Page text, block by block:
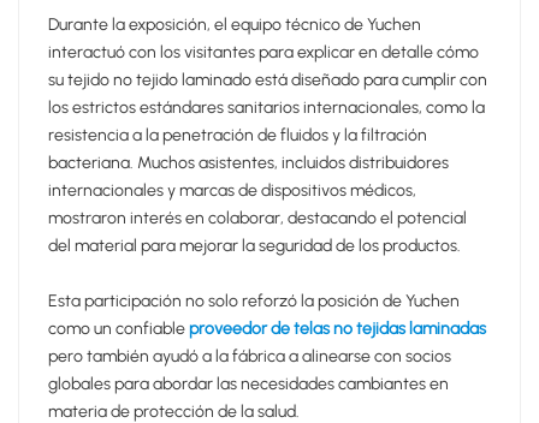
Durante la exposición, el equipo técnico de Yuchen
interactuó con los visitantes para explicar en detalle cómo
su tejido no tejido laminado está diseñado para cumplir con
los estrictos estándares sanitarios internacionales, como la
resistencia a la penetración de fluidos y la filtración
bacteriana. Muchos asistentes, incluidos distribuidores
internacionales y marcas de dispositivos médicos,
mostraron interés en colaborar, destacando el potencial
del material para mejorar la seguridad de los productos.
Esta participación no solo reforzó la posición de Yuchen
como un confiableproveedor de telas no tejidas laminadas
pero también ayudó a la fábrica a alinearse con socios
globales para abordar las necesidades cambiantes en
materia de protección de la salud.